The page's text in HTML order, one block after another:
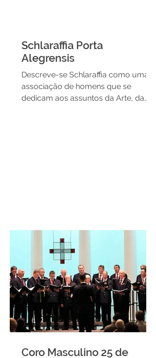
Schlaraffia Porta
Alegrensis
Descreve-se Schlaraffia como uma
associação de homens que se
dedicam aos assuntos da Arte, da
Coro Masculino 25 de